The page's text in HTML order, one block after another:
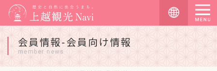
会員情報-会員向け情報
member news